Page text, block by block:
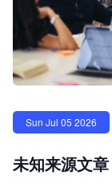
Sun Jul 05 2026
未知来源文章